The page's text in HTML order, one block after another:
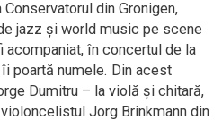
din Gronigen,
jazz şi world music pe scene
în concertul de la
poartă numele. Din acest
Dumitru – la violă şi chitară,
Jorg Brinkmann din